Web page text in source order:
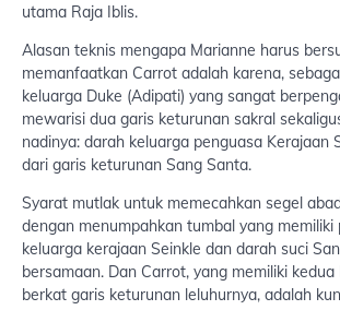
utama Raja Iblis.
Alasan teknis mengapa Marianne harus
memanfaatkan Carrot adalah karena,
keluarga Duke (Adipati) yang sangat
mewarisi dua garis keturunan sakral
nadinya: darah keluarga penguasa Kerajaan
dari garis keturunan Sang Santa.
Syarat mutlak untuk memecahkan segel
dengan menumpahkan tumbal yang memiliki
keluarga kerajaan Seinkle dan darah suci
bersamaan. Dan Carrot, yang memiliki
berkat garis keturunan leluhurnya, adalah